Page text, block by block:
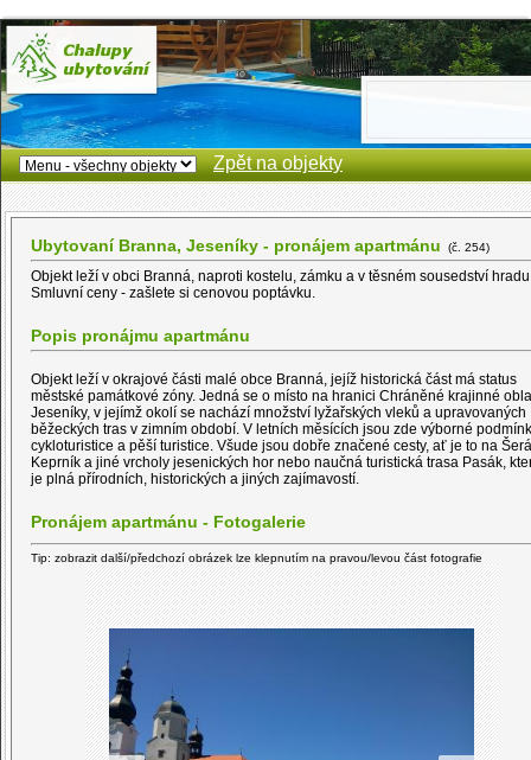
Zpět na objekty
Ubytovaní Branna, Jeseníky - pronájem apartmánu (č. 254)
Objekt leží v obci Branná, naproti kostelu, zámku a v těsném sousedství
Smluvní ceny - zašlete si cenovou poptávku.
Popis pronájmu apartmánu
Objekt leží v okrajové části malé obce Branná, jejíž historická část má status
městské památkové zóny. Jedná se o místo na hranici Chráněné krajinné
Jeseníky, v jejímž okolí se nachází množství lyžařských vleků a upravovaných
běžeckých tras v zimním období. V letních měsících jsou zde výborné
cykloturistice a pěší turistice. Všude jsou dobře značené cesty, ať je to na
Keprník a jiné vrcholy jesenických hor nebo naučná turistická trasa Pasák,
je plná přírodních, historických a jiných zajímavostí.
Pronájem apartmánu - Fotogalerie
Tip: zobrazit další/předchozí obrázek lze klepnutím na pravou/levou část fotografie